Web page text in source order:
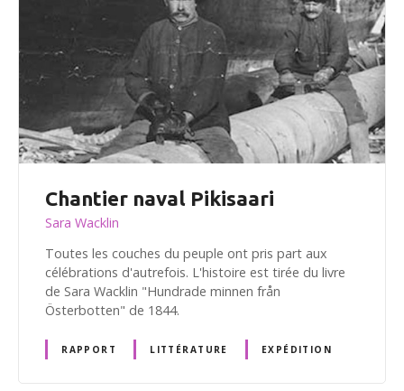
Chantier naval Pikisaari
Sara Wacklin
Toutes les couches du peuple ont pris part aux
célébrations d'autrefois. L'histoire est tirée du livre
de Sara Wacklin "Hundrade minnen från
Österbotten" de 1844.
RAPPORT LITTÉRATURE EXPÉDITION